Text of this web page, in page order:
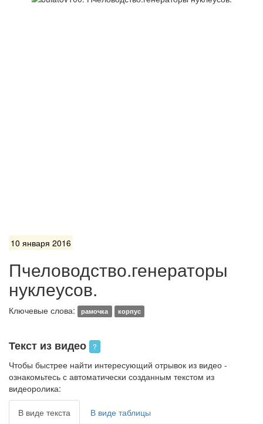
10 января 2016
Пчеловодство.генераторы
нуклеусов.
Ключевые слова: рамочка корпус
Текст из видео ?
Чтобы быстрее найти интересующий отрывок из видео -
ознакомьтесь с автоматически созданным текстом из
видеоролика:
В виде текста В виде таблицы